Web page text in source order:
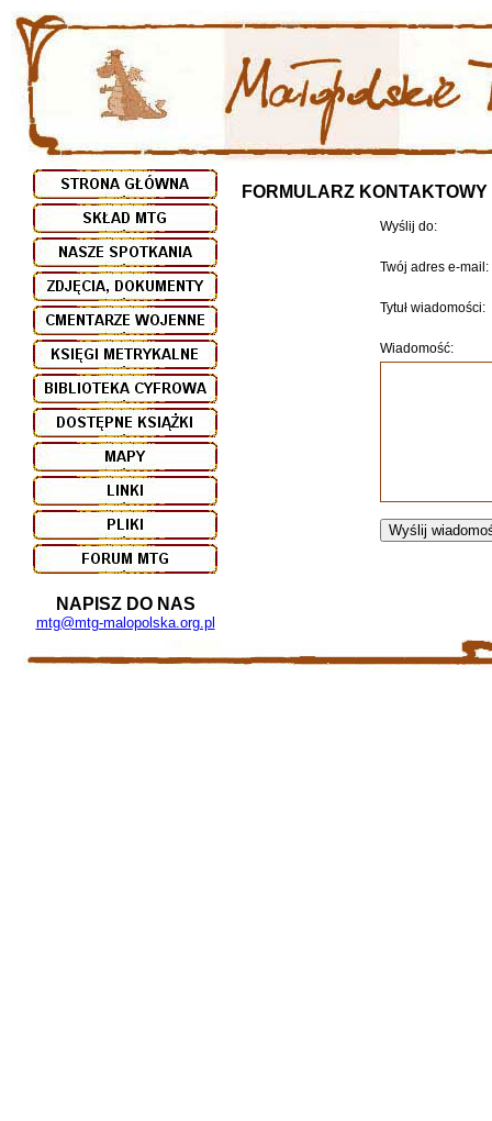
FORMULARZ KONTAKTOWY
Wyślij do:
Twój adres e-mail:
Tytuł wiadomości:
Wiadomość:
Wyślij
NAPISZ DO NAS
mtg@mtg-malopolska.org.pl